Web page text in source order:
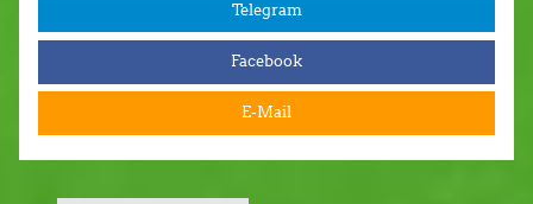
Telegram
Facebook
E-Mail